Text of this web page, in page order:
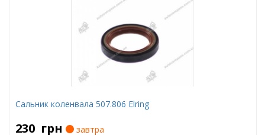
Сальник коленвала 507.806 Elring
230 грн
завтра